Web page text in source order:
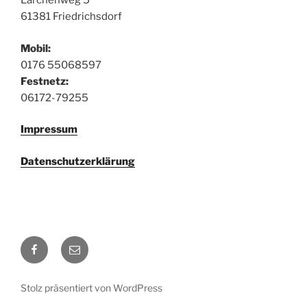
61381 Friedrichsdorf
Mobil:
0176 55068597‬
Festnetz:
06172-79255
Impressum
Datenschutzerklärung
Facebook
E-
Mail
Stolz präsentiert von WordPress